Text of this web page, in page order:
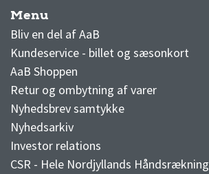
Menu
Bliv en del af AaB
Kundeservice - billet og sæsonkort
AaB Shoppen
Retur og ombytning af varer
Nyhedsbrev samtykke
Nyhedsarkiv
Investor relations
CSR - Hele Nordjyllands Håndsrækning